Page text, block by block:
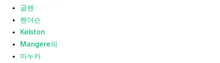
글렌
헨더슨
Kelston
Mangere의
마누카